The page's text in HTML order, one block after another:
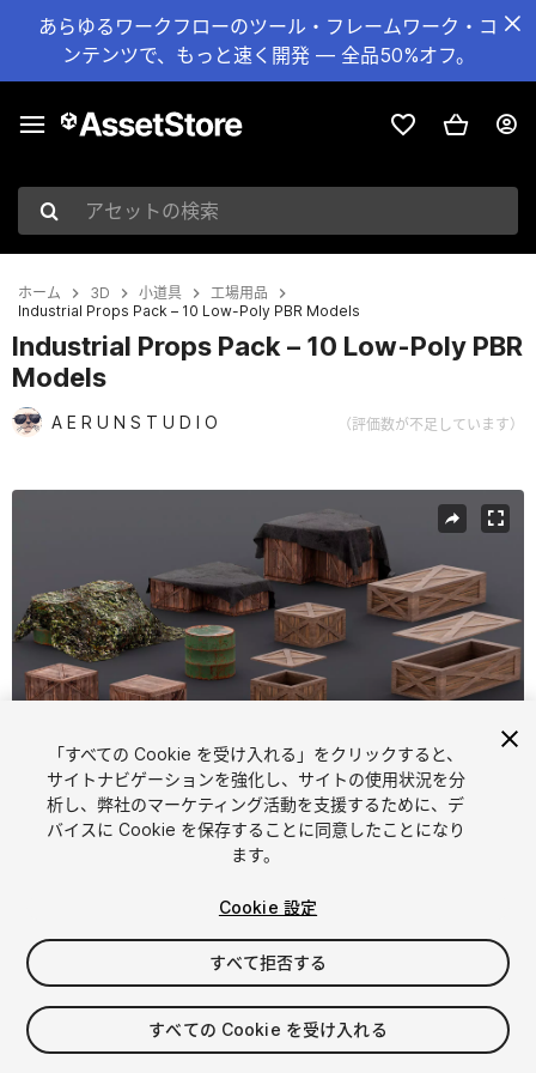
あらゆるワークフローのツール・フレームワーク・コ
ンテンツで、もっと速く開発 — 全品50%オフ。
アセットの検索
ホーム 3D 小道具
工場用品
Industrial Props Pack – 10 Low-Poly PBR Models
Industrial Props Pack – 10 Low-Poly PBR
Models
A E R U N S T U D I O （評価数が不足しています）
1/13
$7
消費税は決済時に計算されます
「すべての Cookie を受け入れる」をクリックすると、
サイトナビゲーションを強化し、サイトの使用状況を分
析し、弊社のマーケティング活動を支援するために、デ
バイスに Cookie を保存することに同意したことになり
ます。
Cookie 設定
すべて拒否する
すべての Cookie を受け入れる